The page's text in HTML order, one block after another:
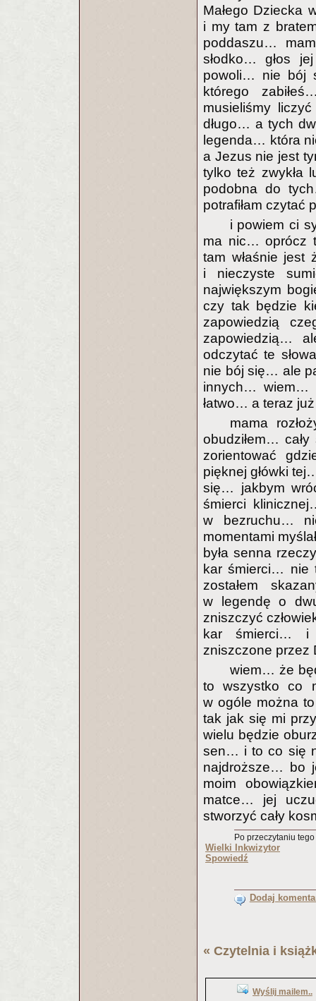
Małego Dziecka
i my tam z
poddaszu…
słodko… głos
powoli… nie bój
którego
musieliśmy
długo… a tych
legenda… która
a Jezus nie jest
tylko też zwykła
podobna do
potrafiłam czytać
i powiem ci
ma nic… oprócz
tam właśnie
i nieczyste
największym
czy tak będzie
zapowiedzią
zapowiedzią…
odczytać te
nie bój się… ale
innych… wiem…
łatwo… a teraz
mama
obudziłem…
zorientować
pięknej główki
się… jakbym
śmierci
w bezruchu…
momentami
była senna
kar śmierci… nie
zostałem
w legendę o
zniszczyć
kar śmierci… i
zniszczone przez
wiem… że
to wszystko co
w ogóle można
tak jak się mi
wielu będzie
sen… i to co się
najdroższe… bo
moim
matce… jej
stworzyć cały
Po przeczytaniu
Wielki Inkwizytor
Spowiedź
Dodaj
« Czytelnia i
Wyślij mailem..